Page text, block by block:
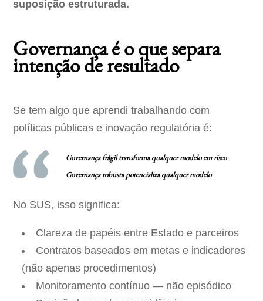
suposição estruturada.
Governança é o que separa
intenção de resultado
Se tem algo que aprendi trabalhando com
políticas públicas e inovação regulatória é:
Governança frágil transforma qualquer modelo em risco
Governança robusta potencializa qualquer modelo
No SUS, isso significa:
Clareza de papéis entre Estado e parceiros
Contratos baseados em metas e indicadores
(não apenas procedimentos)
Monitoramento contínuo — não episódico